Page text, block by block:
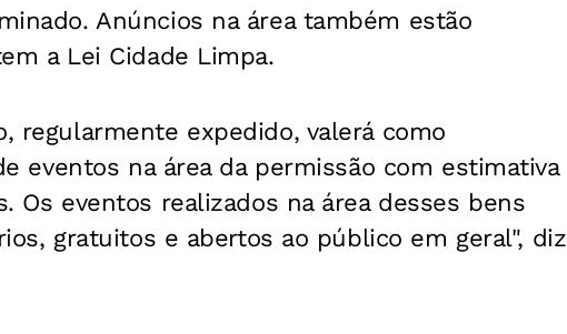
Anúncios na área também estão
a Lei Cidade Limpa.
regularmente expedido, valerá como
eventos na área da permissão com estimativa
Os eventos realizados na área desses bens
gratuitos e abertos ao público em geral", diz